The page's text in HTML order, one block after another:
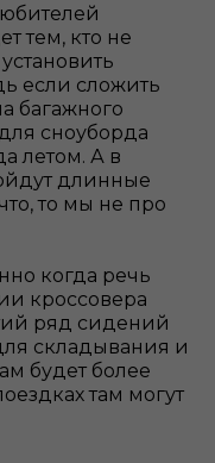
тем, кто не
если сложить
багажного
сноуборда
летом. А в
длинные
то мы не про
когда речь
кроссовера
ряд сидений
складывания и
будет более
там могут